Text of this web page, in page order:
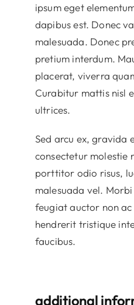
ipsum eget
dapibus est. Donec
malesuada. Donec
pretium interdum.
placerat, viverra
Curabitur mattis nisl
ultrices.
Sed arcu ex, gravida
consectetur molestie
porttitor odio risus,
malesuada vel.
feugiat auctor non ac
hendrerit tristique
faucibus.
additional